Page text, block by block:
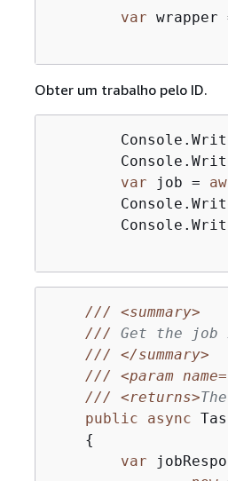
var wrapper
Obter um trabalho pelo ID.
var job =
///
<summary>
/// Get the
///
</summary>
///
<param
///
<returns>
public
async
{
var